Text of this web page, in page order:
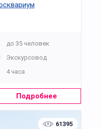
до 35 человек
Экскурсовод
4 часа
Подробнее
61395